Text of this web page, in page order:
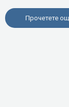
Прочетете